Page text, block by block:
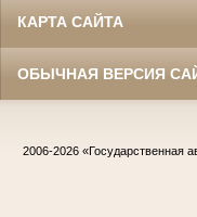
КАРТА САЙТА
ОБЫЧНАЯ ВЕРСИЯ
2006-2026 «Государственная